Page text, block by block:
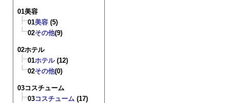
01美容
01美容 (5)
02その他(9)
02ホテル
01ホテル(12)
02その他(0)
03コスチューム
03コスチューム (17)